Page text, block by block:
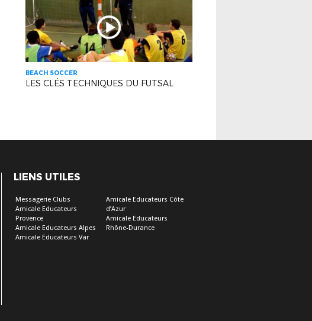
BEACH SOCCER
LES CLÉS TECHNIQUES DU FUTSAL
LIENS UTILES
Messagerie Clubs
Amicale Educateurs
Provence
Amicale Educateurs Alpes
Amicale Educateurs Var
Amicale Educateurs Côte
d’Azur
Amicale Educateurs
Rhône-Durance